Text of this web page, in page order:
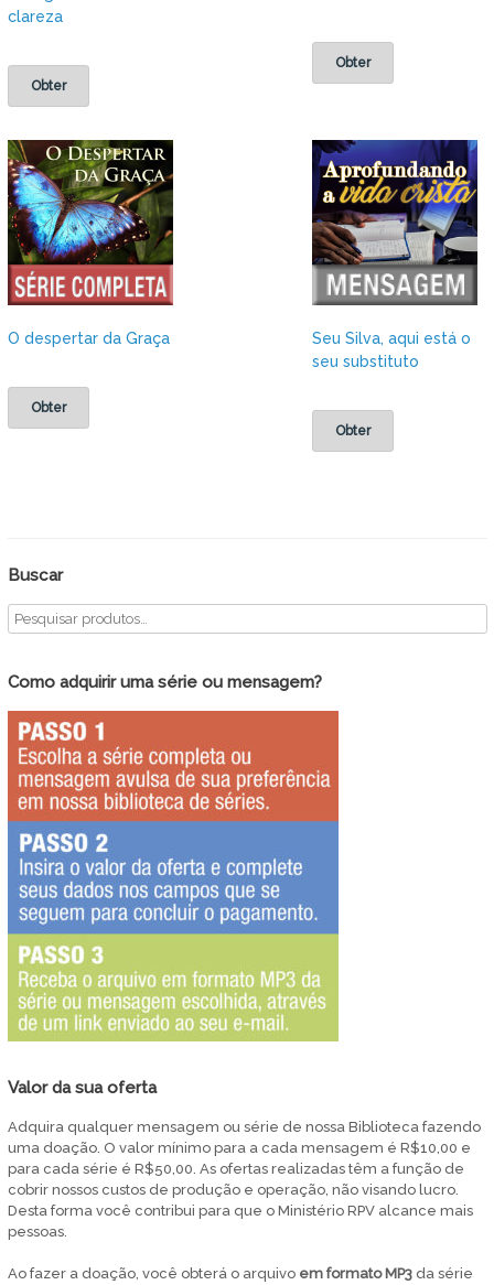
clareza
Obter
Obter
O despertar da Graça
Obter
Seu Silva, aqui está o
seu substituto
Obter
Buscar
Como adquirir uma série ou mensagem?
Valor da sua oferta
Adquira qualquer mensagem ou série de nossa Biblioteca fazendo
uma doação. O valor mínimo para a cada mensagem é R$10,00 e
para cada série é R$50,00. As ofertas realizadas têm a função de
cobrir nossos custos de produção e operação, não visando lucro.
Desta forma você contribui para que o Ministério RPV alcance mais
pessoas.
Ao fazer a doação, você obterá o arquivo em formato MP3da série